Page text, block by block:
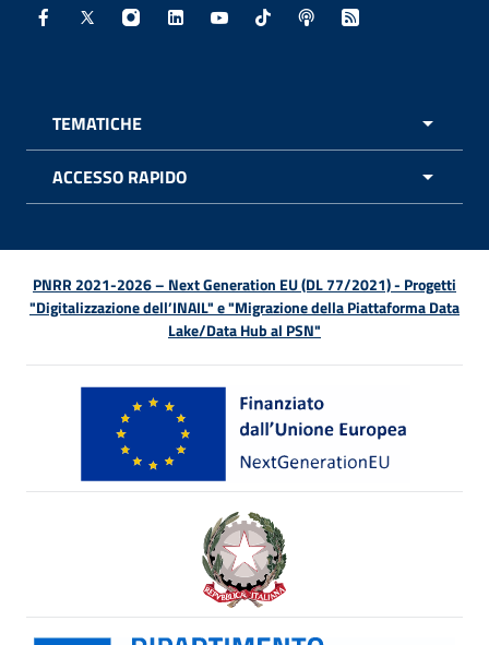
Facebook - Sito esterno - Apertura in nuova finestra
X - Sito esterno - Apertura in nuova finestra
Instagram - Sito esterno - Apertura in
Linkedin - Sito esterno - Apertura in
Youtube - Sito esterno -
TikTok - Sito esterno -
Spreaker - Sito
Feed RSS -
TEMATICHE
ACCESSO RAPIDO
PNRR 2021-2026 – Next Generation EU (DL 77/2021) - Progetti
"Digitalizzazione dell’INAIL" e "Migrazione della Piattaforma Data
Lake/Data Hub al PSN"